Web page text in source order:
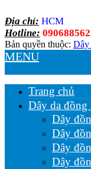
Địa chỉ: HCM
Hotline:
Bản quyền thuộc: Dây
MENU
Trang chủ
Dây da đồng
Dây
Dây
Dây
Dây